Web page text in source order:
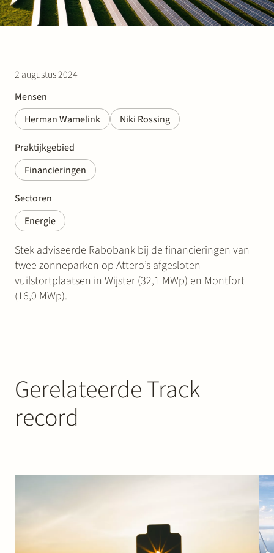
2 augustus 2024
Mensen
Herman Wamelink
Niki Rossing
Praktijkgebied
Financieringen
Sectoren
Energie
Stek adviseerde Rabobank bij de financieringen van
twee zonneparken op Attero’s afgesloten
vuilstortplaatsen in Wijster (32,1 MWp) en Montfort
(16,0 MWp).
Gerelateerde Track
record